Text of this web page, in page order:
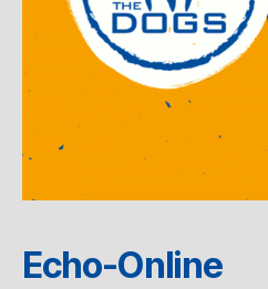
Echo-Online